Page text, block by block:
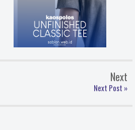
Next
Next Post »